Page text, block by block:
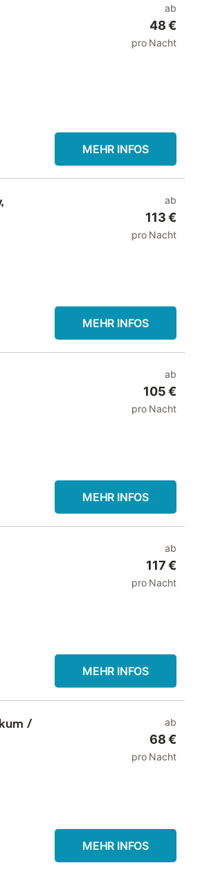
ab
48 €
pro Nacht
MEHR INFOS
ab
113 €
pro Nacht
MEHR INFOS
ab
105 €
pro Nacht
MEHR INFOS
ab
117 €
pro Nacht
MEHR INFOS
/
ab
68 €
pro Nacht
MEHR INFOS